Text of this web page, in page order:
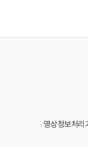
영상정보처리